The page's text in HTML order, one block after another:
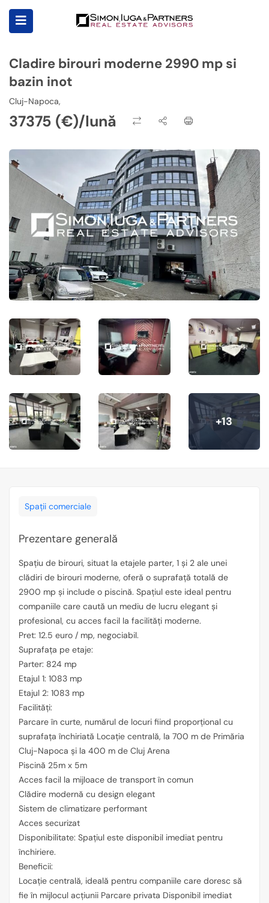
Cladire birouri moderne 2990 mp si
bazin inot
Cluj-Napoca,
37375 (€)/lună
+13
Spații comerciale
Prezentare generală
Spațiu de birouri, situat la etajele parter, 1 și 2 ale unei
clădiri de birouri moderne, oferă o suprafață totală de
2900 mp și include o piscină. Spațiul este ideal pentru
companiile care caută un mediu de lucru elegant și
profesional, cu acces facil la facilități moderne.
Pret: 12.5 euro / mp, negociabil.
Suprafața pe etaje:
Parter: 824 mp
Etajul 1: 1083 mp
Etajul 2: 1083 mp
Facilități:
Parcare în curte, numărul de locuri fiind proporțional cu
suprafața închiriată Locație centrală, la 700 m de Primăria
Cluj-Napoca și la 400 m de Cluj Arena
Piscină 25m x 5m
Acces facil la mijloace de transport în comun
Clădire modernă cu design elegant
Sistem de climatizare performant
Acces securizat
Disponibilitate: Spațiul este disponibil imediat pentru
închiriere.
Beneficii:
Locație centrală, ideală pentru companiile care doresc să
fie în mijlocul acțiunii Parcare privata Disponibil imediat